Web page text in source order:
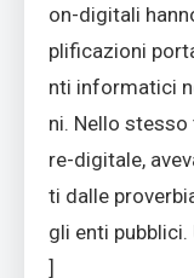
on-digitali
plificazioni
nti informatici
ni. Nello stesso
re-digitale,
ti dalle
gli enti
]